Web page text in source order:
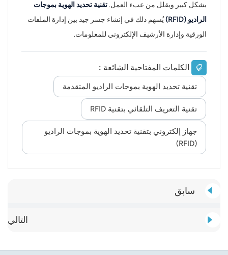
بشكل كبير ويقلل من عبء العمل.تقنية تحديد الهوية بموجات
الراديو (RFID)
يُسهم ذلك في إنشاء جسر جيد بين إدارة الملفات
الورقية وإدارة الأرشيف الإلكتروني للمعلومات.
الكلمات المفتاحية الشائعة :
تقنية تحديد الهوية بموجات الراديو المتقدمة
تقنية التعريف التلقائي بتقنية RFID
جهاز إلكتروني بتقنية تحديد الهوية بموجات الراديو
(RFID)
سابق
التالي